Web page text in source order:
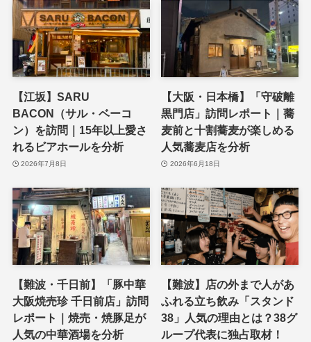
【江坂】SARU
BACON（サル・ベーコ
ン）を訪問｜15年以上愛さ
れるビアホールを分析
2026年7月8日
【大阪・日本橋】「守破離
黒門店」訪問レポート｜蕎
麦前と十割蕎麦が楽しめる
人気蕎麦店を分析
2026年6月18日
【難波・千日前】「豚中華
大阪焼売珍 千日前店」訪問
レポート｜焼売・焼豚足が
人気の中華酒場を分析
【難波】店の外まで人があ
ふれる立ち飲み「スタンド
38」人気の理由とは？38グ
ループ代表に独占取材！